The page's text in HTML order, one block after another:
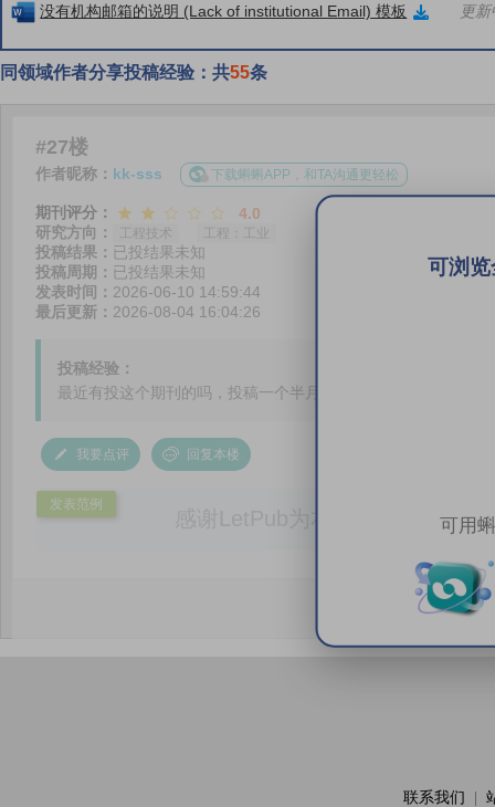
没有机构邮箱的说明 (Lack of institutional Email) 模板 更
同领域作者分享投稿经验：共55条
可浏
可用
#27楼
作者昵称： kk-sss 下载蝌蝌APP，和TA沟通更轻松
期刊评分：
4.0
研究方向：
工程技术 工程：工业
投稿结果： 已投结果未知
投稿周期： 已投结果未知
发表时间： 2026-06-10 14:59:44
最后更新： 2026-08-04 16:04:26
投稿经验：
最近有投这个期刊的吗，投稿一个半月AE不处理怎么办。。。
我要点评 回复本楼
发表范例
感谢LetPub为本论文提供专业
效应及界面电荷传输等研究内容，
论述逻辑进行了系统梳理，使研究
析及机理讨论之间的关系更加清晰
联系我们